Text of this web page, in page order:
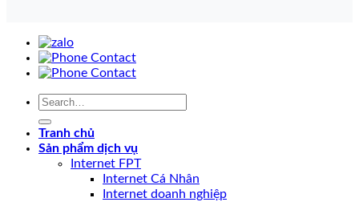
Tranh chủ
Sản phẩm dịch vụ
Internet FPT
Internet Cá Nhân
Internet doanh nghiệp